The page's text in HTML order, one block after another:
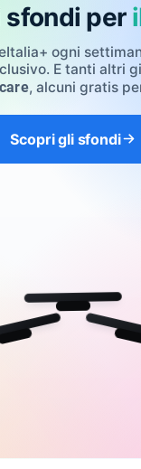
sfondi per
ogni
E tanti altri
, alcuni gratis
Scopri gli sfondi